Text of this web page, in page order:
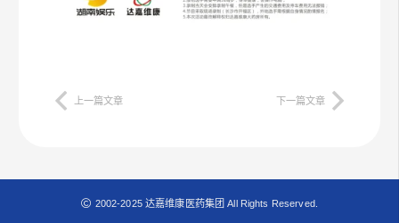
上一篇文章 下一篇文章
2002-2025 达嘉维康医药集团 All Rights Reserved.